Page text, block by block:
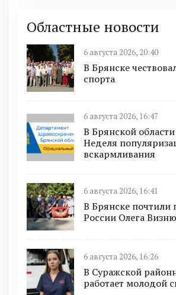
Областные новости
6 августа 2026, 20:40
В Брянске
спорта
6 августа 2026, 16:47
В Брянской
Неделя
вскармливания
6 августа 2026, 16:41
В Брянске почтили
России Олега
6 августа 2026, 16:26
В Суражской
работает молодой